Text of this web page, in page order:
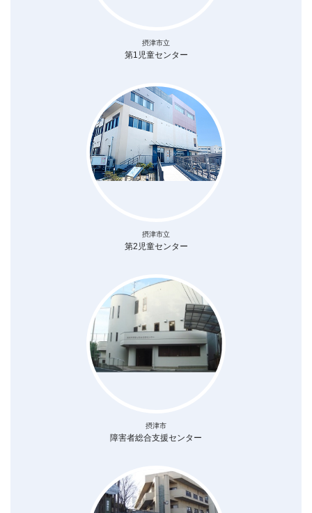
摂津市立
第1児童センター
摂津市立
第2児童センター
摂津市
障害者総合支援センター